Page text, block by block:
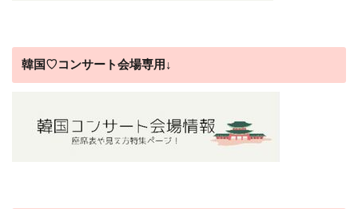
韓国♡コンサート会場専用↓